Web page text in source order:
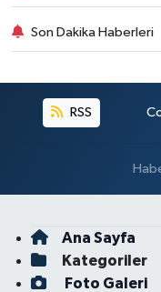
Son Dakika Haberleri
RSS
Ana Sayfa
Kategoriler
Foto Galeri